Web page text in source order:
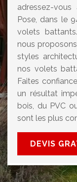
adressez-
Pose, dans le
volets
nous
styles
nos volets
Faites
un résultat
bois, du PVC
sont les plus
DEVIS